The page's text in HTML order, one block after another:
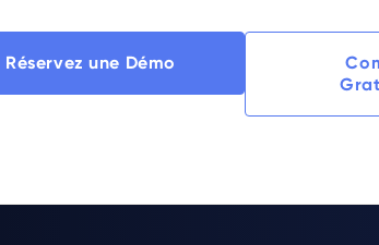
Réservez une Démo